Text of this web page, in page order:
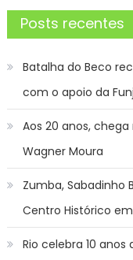
Posts recentes
Batalha do Beco
com o apoio da
Aos 20 anos,
Wagner Moura
Zumba, Sabadinho
Centro Histórico
Rio celebra 10